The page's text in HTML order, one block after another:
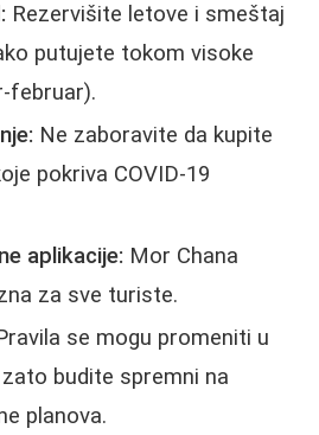
Rezervišite letove i smeštaj
putujete tokom visoke
februar).
Ne zaboravite da kupite
pokriva COVID-19
aplikacije: Mor Chana
za sve turiste.
se mogu promeniti u
budite spremni na
planova.